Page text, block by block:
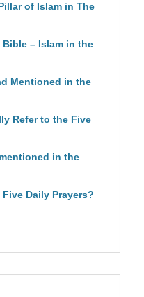
of Islam in The
– Islam in the
Mentioned in the
Refer to the Five
in the
Daily Prayers?